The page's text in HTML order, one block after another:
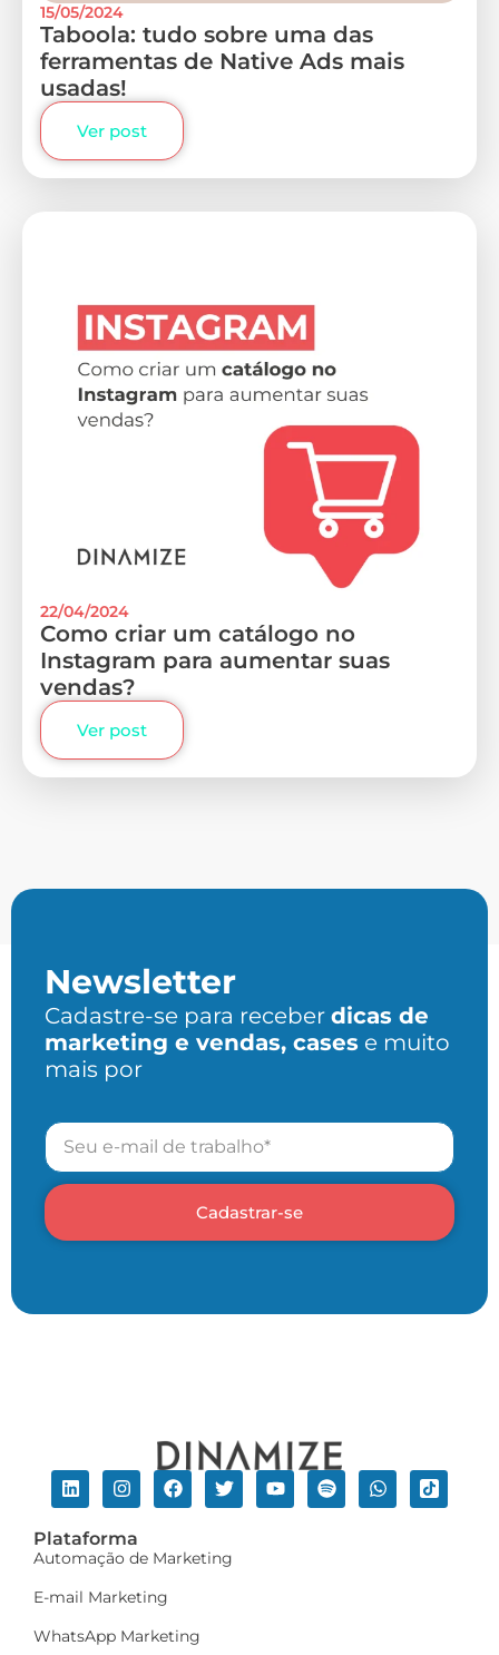
15/05/2024
Taboola: tudo sobre uma das
ferramentas de Native Ads mais
usadas!
Ver post
22/04/2024
Como criar um catálogo no
Instagram para aumentar suas
vendas?
Ver post
Newsletter
Cadastre-se para receber dicas de
marketing e vendas, cases e muito
mais por
Cadastrar-se
Plataforma
Automação de Marketing
E-mail Marketing
WhatsApp Marketing